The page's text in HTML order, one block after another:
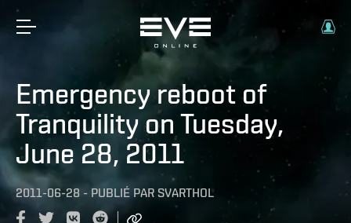
Emergency reboot of
Tranquility on Tuesday,
June 28, 2011
2011-06-28 - PUBLIÉ PAR SVARTHOL